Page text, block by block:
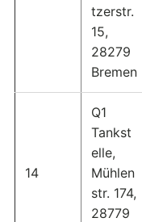
tzerstr.
15,
28279
Bremen
14
Q1
Tankst
elle,
Mühlen
str. 174,
28779